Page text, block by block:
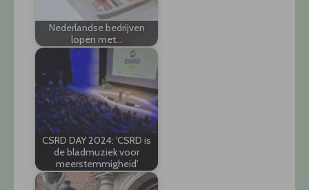
Nederlandse bedrijven
lopen met…
CSRD DAY 2024: 'CSRD is
de bladmuziek voor
meerstemmigheid'